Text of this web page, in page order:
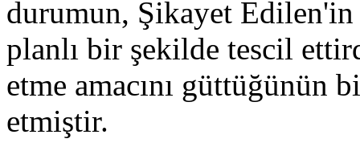
durumun, Şikayet
planlı bir şekilde tescil
etme amacını güttüğünün
etmiştir.